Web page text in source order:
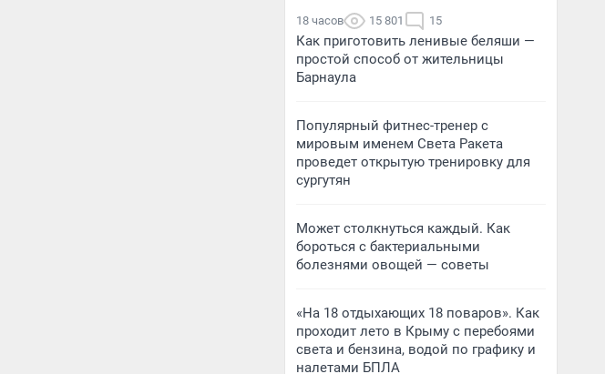
18 часов 15 801 15
Как приготовить ленивые беляши —
простой способ от жительницы
Барнаула
Популярный фитнес-тренер с
мировым именем Света Ракета
проведет открытую тренировку для
сургутян
Может столкнуться каждый. Как
бороться с бактериальными
болезнями овощей — советы
«На 18 отдыхающих 18 поваров». Как
проходит лето в Крыму с перебоями
света и бензина, водой по графику и
налетами БПЛА